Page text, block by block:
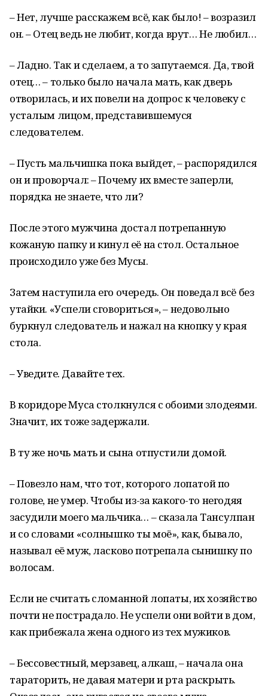
– Нет, лучше расскажем всё, как было! – возразил
он. – Отец ведь не любит, когда врут… Не любил…
– Ладно. Так и сделаем, а то запутаемся. Да, твой
отец… – только было начала мать, как дверь
отворилась, и их повели на допрос к человеку с
усталым лицом, представившемуся
следователем.
– Пусть мальчишка пока выйдет, – распорядился
он и проворчал: – Почему их вместе заперли,
порядка не знаете, что ли?
После этого мужчина достал потрепанную
кожаную папку и кинул её на стол. Остальное
происходило уже без Мусы.
Затем наступила его очередь. Он поведал всё без
утайки. «Успели сговориться», – недовольно
буркнул следователь и нажал на кнопку у края
стола.
– Уведите. Давайте тех.
В коридоре Муса столкнулся с обоими злодеями.
Значит, их тоже задержали.
В ту же ночь мать и сына отпустили домой.
– Повезло нам, что тот, которого лопатой по
голове, не умер. Чтобы из-за какого-то негодяя
засудили моего мальчика… – сказала Тансулпан
и со словами «солнышко ты моё», как, бывало,
называл её муж, ласково потрепала сынишку по
волосам.
Если не считать сломанной лопаты, их хозяйство
почти не пострадало. Не успели они войти в дом,
как прибежала жена одного из тех мужиков.
– Бессовестный, мерзавец, алкаш, – начала она
тараторить, не давая матери и рта раскрыть.